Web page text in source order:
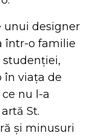
unui designer
într-o familie
în viața de
nu l-a
St.
și minusuri